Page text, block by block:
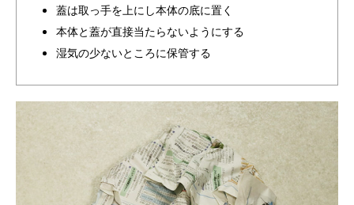
蓋は取っ手を上にし本体の底に置く
本体と蓋が直接当たらないようにする
湿気の少ないところに保管する